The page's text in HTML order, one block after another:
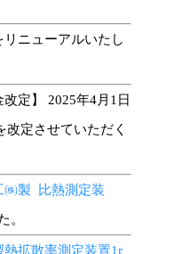
ニューアルいたし
定】 2025年4月1日
定させていただく
㈱製 比熱測定装
。
熱拡散率測定装置1r